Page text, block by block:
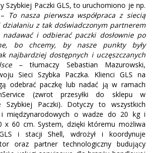
Szybkiej Paczki GLS, to uruchomiono je np.
To nasza pierwsza współpraca z siecią
z tak doświadczonym partnerem
i odbierać paczki dosłownie po
bo chcemy, by nasze punkty były
najbardziej dostępnych i uczęszczanych
– tłumaczy Sebastian Mazurowski,
Sieci Szybka Paczka. Klienci GLS na
odebrać paczkę lub nadać ją w ramach
(zwrot przesyłki do sklepu w
Szybkiej Paczki). Dotyczy to wszystkich
i międzynarodowych o wadze do 20 kg i
x 60 cm. System, dzięki któremu możliwa
i stacji Shell, wdrożył i koordynuje
oraz partner technologiczny budujący